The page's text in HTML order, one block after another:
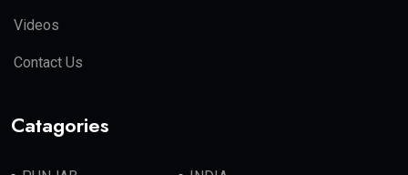
Videos
Contact Us
Catagories